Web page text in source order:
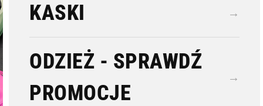
KASKI →
ODZIEŻ - SPRAWDŹ
PROMOCJE
→